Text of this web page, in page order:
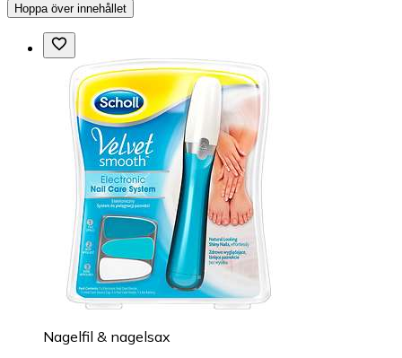
Hoppa över innehållet
Nagelfil & nagelsax